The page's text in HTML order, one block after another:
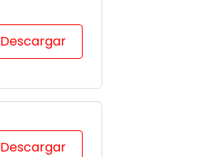
Descargar
Descargar